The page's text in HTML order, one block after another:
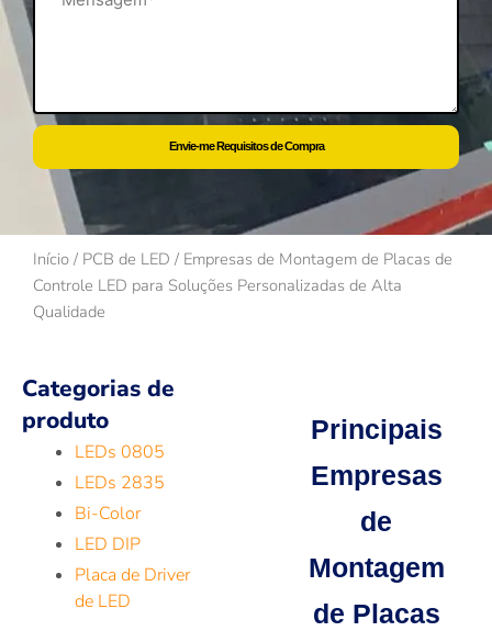
Envie-me Requisitos de Compra
Início / PCB de LED / Empresas de Montagem de Placas de
Controle LED para Soluções Personalizadas de Alta
Qualidade
Categorias de
produto
LEDs 0805
LEDs 2835
Bi-Color
LED DIP
Placa de Driver
de LED
Principais
Empresas
de
Montagem
de Placas